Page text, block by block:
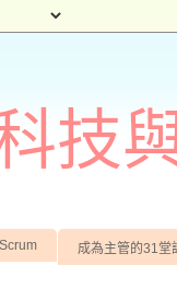
技
Scrum 成為主管的31堂